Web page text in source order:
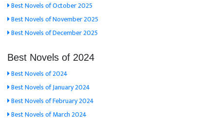
Best Novels of October 2025
Best Novels of November 2025
Best Novels of December 2025
Best Novels of 2024
Best Novels of 2024
Best Novels of January 2024
Best Novels of February 2024
Best Novels of March 2024